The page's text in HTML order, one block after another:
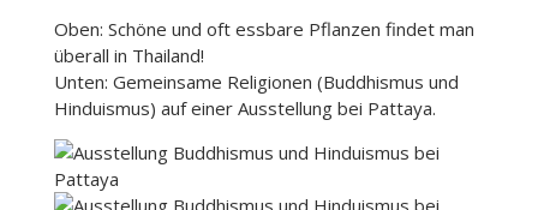
Oben: Schöne und oft essbare Pflanzen findet man
überall in Thailand!
Unten: Gemeinsame Religionen (Buddhismus und
Hinduismus) auf einer Ausstellung bei Pattaya.